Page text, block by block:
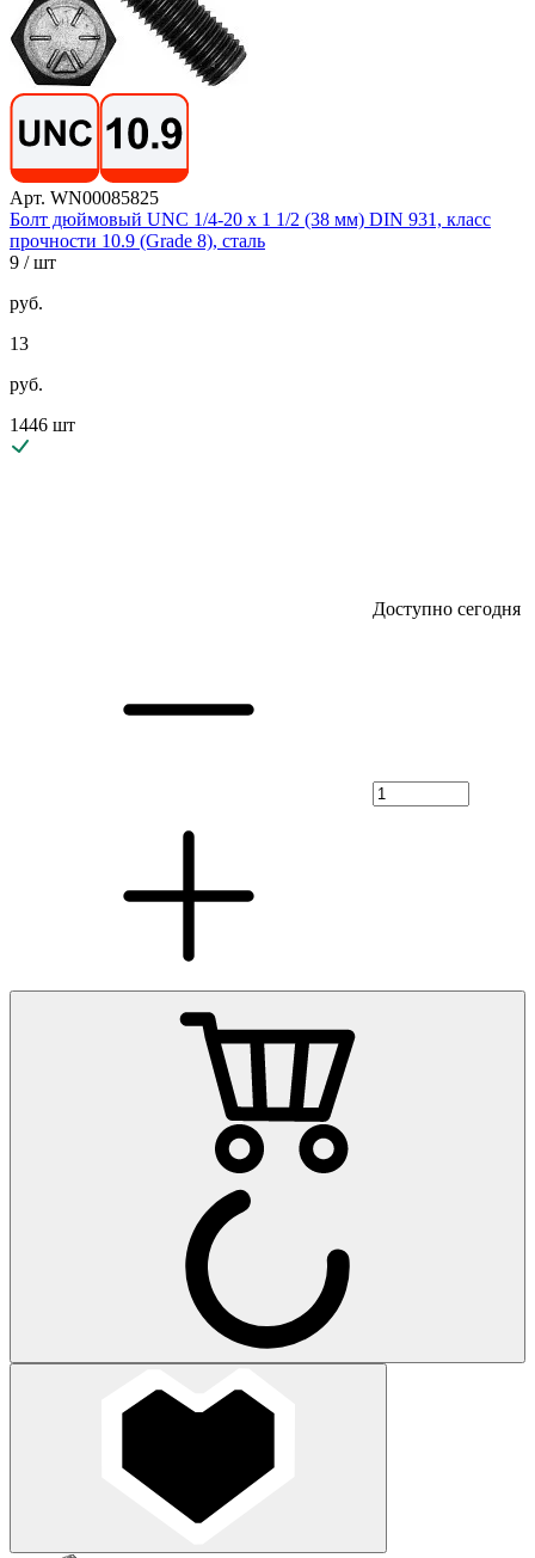
Арт. WN00085825
Болт дюймовый UNC 1/4-20 х 1 1/2 (38 мм) DIN 931, класс
прочности 10.9 (Grade 8), сталь
9 / шт
руб.
13
руб.
1446 шт
Доступно сегодня